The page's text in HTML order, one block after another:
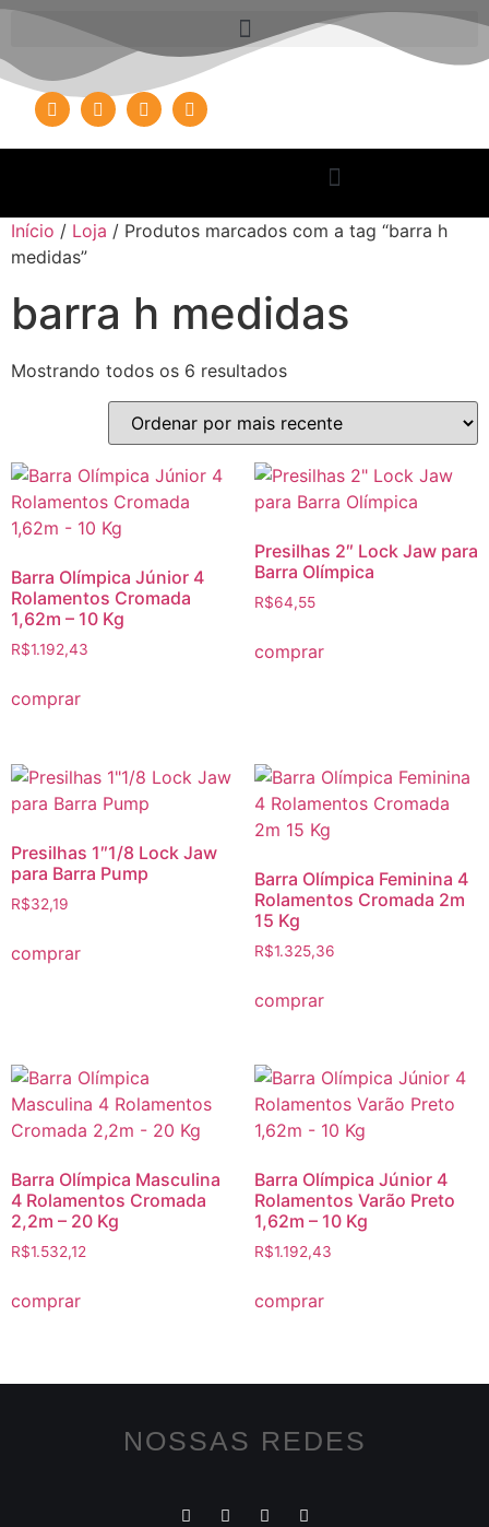
Início / Loja / Produtos marcados com a tag “barra h
medidas”
barra h medidas
Mostrando todos os 6 resultados
Barra Olímpica Júnior 4
Rolamentos Cromada
1,62m – 10 Kg
R$1.192,43
comprar
Presilhas 2″ Lock Jaw para
Barra Olímpica
R$64,55
comprar
Presilhas 1″1/8 Lock Jaw
para Barra Pump
R$32,19
comprar
Barra Olímpica Feminina 4
Rolamentos Cromada 2m
15 Kg
R$1.325,36
comprar
Barra Olímpica Masculina
4 Rolamentos Cromada
2,2m – 20 Kg
R$1.532,12
comprar
Barra Olímpica Júnior 4
Rolamentos Varão Preto
1,62m – 10 Kg
R$1.192,43
comprar
NOSSAS REDES